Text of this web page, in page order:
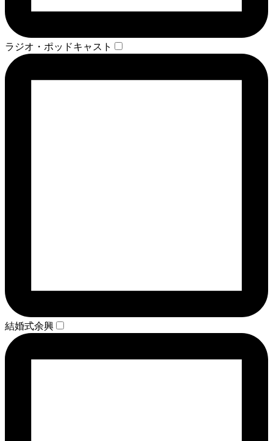
ラジオ・ポッドキャスト
結婚式余興